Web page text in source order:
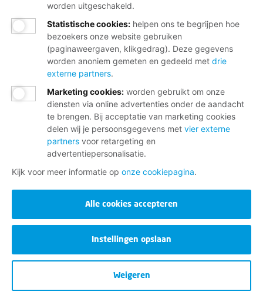
worden uitgeschakeld.
Statistische cookies: helpen ons te begrijpen hoe
bezoekers onze website gebruiken
(paginaweergaven, klikgedrag). Deze gegevens
worden anoniem gemeten en gedeeld met drie
externe partners.
Marketing cookies: worden gebruikt om onze
diensten via online advertenties onder de aandacht
te brengen. Bij acceptatie van marketing cookies
delen wij je persoonsgegevens met vier externe
partners voor retargeting en
advertentiepersonalisatie.
Kijk voor meer informatie op onze cookiepagina.
Alle cookies accepteren
Instellingen opslaan
Weigeren